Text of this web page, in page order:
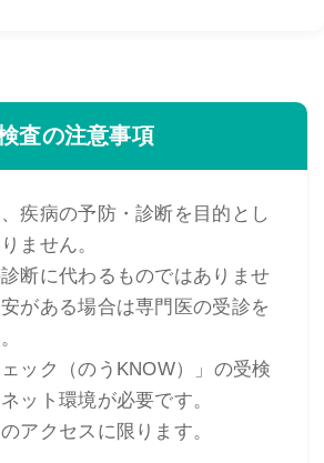
査の注意事項
疾病の予防・診断を目的とし
ません。
断に代わるものではありませ
がある場合は専門医の受診を
ェック（のうKNOW）」の受検
ット環境が必要です。
アクセスに限ります。